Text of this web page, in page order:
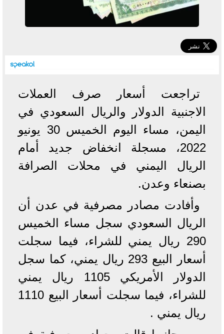
تراجعت أسعار صرف العملات
الاجنبية الدولار والريال السعودي في
اليمن، مساء اليوم الخميس 30 يونيو
2022، مسجلة انخفاض جديد أمام
الريال اليمني في محلات الصرافة
بصنعاء وعدن.
وأفادت مصادر مصرفية في عدن أن
الريال السعودي سجل مساء الخميس
290 ريال يمني للشراء، فيما سجلت
أسعار البيع 293 ريال يمني، كما سجل
الدولار الأمريكي 1105 ريال يمني
للشراء، فيما سجلت أسعار البيع 1110
ريال يمني .